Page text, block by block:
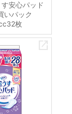
安心パッド
いパック
枚